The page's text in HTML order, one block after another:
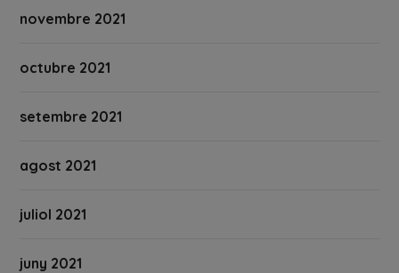
novembre 2021
octubre 2021
setembre 2021
agost 2021
juliol 2021
juny 2021